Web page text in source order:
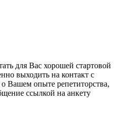
для Вас хорошей стартовой
выходить на контакт с
Вашем опыте репетиторства,
ссылкой на анкету